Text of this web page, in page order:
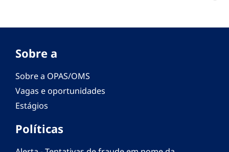
Sobre a
Sobre a OPAS/OMS
Vagas e oportunidades
Estágios
Políticas